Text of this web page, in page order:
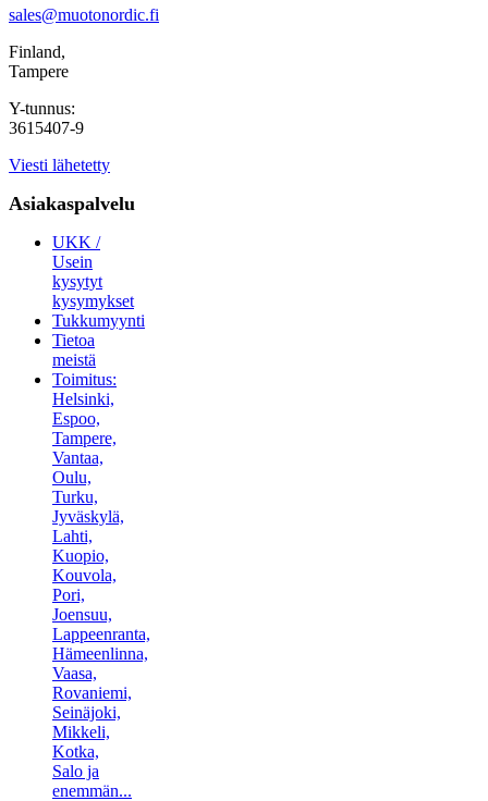
sales@muotonordic.fi
Finland,
Tampere
Y-tunnus:
3615407-9
Viesti lähetetty
Asiakaspalvelu
UKK /
Usein
kysytyt
kysymykset
Tukkumyynti
Tietoa
meistä
Toimitus:
Helsinki,
Espoo,
Tampere,
Vantaa,
Oulu,
Turku,
Jyväskylä,
Lahti,
Kuopio,
Kouvola,
Pori,
Joensuu,
Lappeenranta,
Hämeenlinna,
Vaasa,
Rovaniemi,
Seinäjoki,
Mikkeli,
Kotka,
Salo ja
enemmän...